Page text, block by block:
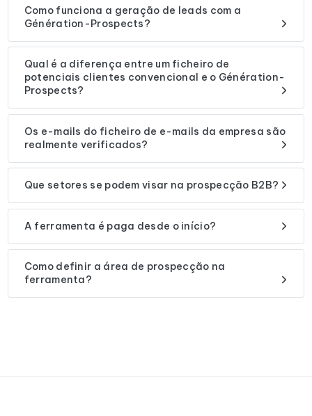
Como funciona a geração de leads com a
Génération-Prospects?
Qual é a diferença entre um ficheiro de
potenciais clientes convencional e o Génération-
Prospects?
Os e-mails do ficheiro de e-mails da empresa são
realmente verificados?
Que setores se podem visar na prospecção B2B?
A ferramenta é paga desde o início?
Como definir a área de prospecção na
ferramenta?